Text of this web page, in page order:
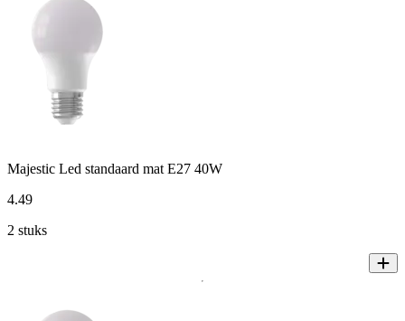
Majestic Led standaard mat E27 40W
4.49
2 stuks